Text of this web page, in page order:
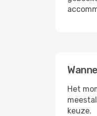
Het
keuze.